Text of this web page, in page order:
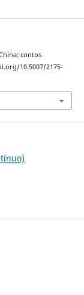
contos
10.5007/2175-